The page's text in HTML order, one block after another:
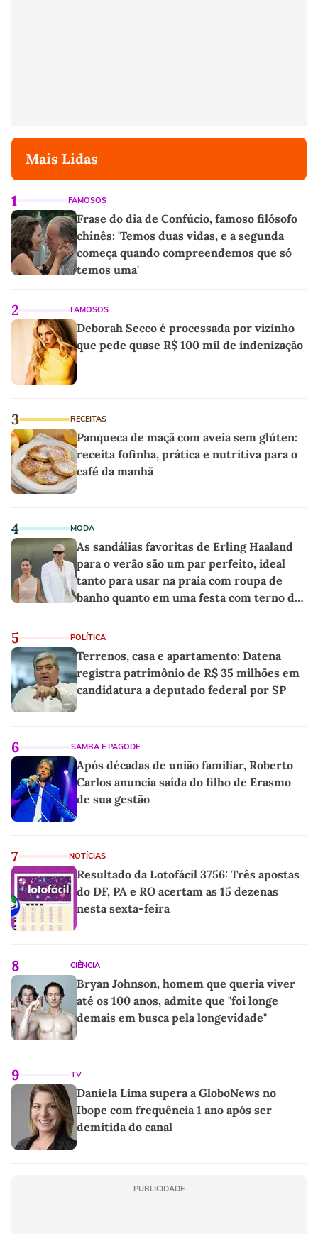
Mais Lidas
1 FAMOSOS
Frase do dia de Confúcio, famoso filósofo
chinês: 'Temos duas vidas, e a segunda
começa quando compreendemos que só
temos uma'
2 FAMOSOS
Deborah Secco é processada por vizinho
que pede quase R$ 100 mil de indenização
3 RECEITAS
Panqueca de maçã com aveia sem glúten:
receita fofinha, prática e nutritiva para o
café da manhã
4 MODA
As sandálias favoritas de Erling Haaland
para o verão são um par perfeito, ideal
tanto para usar na praia com roupa de
banho quanto em uma festa com terno de
5 POLÍTICA
Terrenos, casa e apartamento: Datena
registra patrimônio de R$ 35 milhões em
candidatura a deputado federal por SP
6 SAMBA E PAGODE
Após décadas de união familiar, Roberto
Carlos anuncia saída do filho de Erasmo
de sua gestão
7 NOTÍCIAS
Resultado da Lotofácil 3756: Três apostas
do DF, PA e RO acertam as 15 dezenas
nesta sexta-feira
8 CIÊNCIA
Bryan Johnson, homem que queria viver
até os 100 anos, admite que "foi longe
demais em busca pela longevidade"
9 TV
Daniela Lima supera a GloboNews no
Ibope com frequência 1 ano após ser
demitida do canal
PUBLICIDADE